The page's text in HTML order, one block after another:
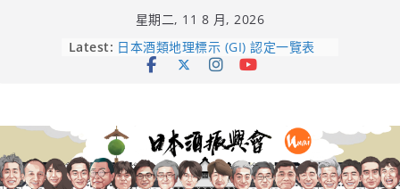
星期二, 11 8 月, 2026
Latest: 吟釀的堅持與傳承 ～ くどき上手
日本酒類地理標示 (GI) 認定一覽表
【酒業商戰】130年老酒藏殺入股票
市場！梅乃宿上市背後的密碼